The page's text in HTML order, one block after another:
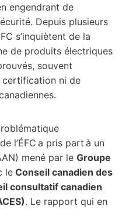
engendrant de
Depuis plusieurs
s’inquiètent de la
de produits électriques
souvent
certification ni de
l’ÉFC a pris part à un
mené par le Groupe
le Conseil canadien des
consultatif canadien
. Le rapport qui en